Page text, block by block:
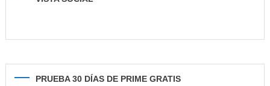
PRUEBA 30 DÍAS DE PRIME GRATIS